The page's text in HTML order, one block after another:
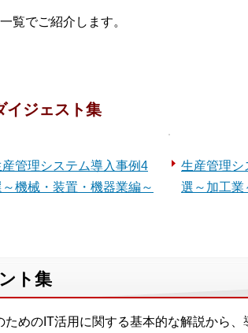
覧でご紹介します。
イジェスト集
産管理システム導入事例4
機械・装置・機器業編～
生産管理シ
選～加工業
ト集
めのIT活用に関する基本的な解説から